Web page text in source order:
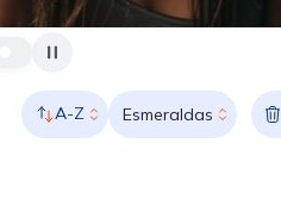
A-Z Esmeraldas